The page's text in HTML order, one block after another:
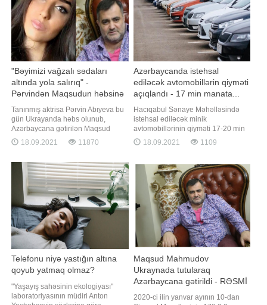
"Bəyimizi vağzalı sədaları
altında yola salırıq" -
Pərvindən Maqsudun həbsinə
reaksiya
Tanınmış aktrisa Pərvin Abıyeva bu
gün Ukrayanda həbs olunub,
Azərbaycana gətirilən Maqsud
Mahmudovla bağlı paylaşım edib. -
a istinadən xəbər verir ki, tanınmış
ədalət" adlandırıb: . "İlahi Ədalət və
dövlətimizin ədaləti! Bu qədər
insanın haqqına girməyi
18.09.2021 11870
Azərbaycanda istehsal
ediləcək avtomobillərin qiyməti
açıqlandı - 17 min manata...
Hacıqabul Sənaye Məhəlləsində
istehsal ediləcək minik
avtomobillərinin qiyməti 17-20 min
manat təşkil edəcək. Bu barədə
"Azərbaycan Avtomobil İstehsalçıları
rəhbəri Emin Axundov deyib. "Minik
avtomobillərinin növbəti aydan
satışa çıxarılması planlaşdırılır
18.09.2021 1109
Telefonu niyə yastığın altına
qoyub yatmaq olmaz?
"Yaşayış sahəsinin ekologiyası"
laboratoriyasının müdiri Anton
Maqsud Mahmudov
Ukraynada tutularaq
Azərbaycana gətirildi - RƏSMİ
2020-ci ilin yanvar ayının 10-dan